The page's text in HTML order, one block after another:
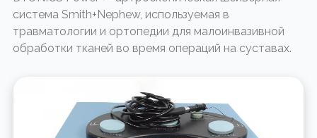
система Smith+Nephew, используемая в
травматологии и ортопедии для малоинвазивной
обработки тканей во время операций на суставах.